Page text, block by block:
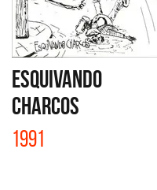
ESQUIVANDO
CHARCOS
1991